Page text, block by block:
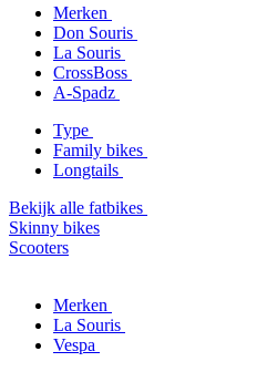
Merken
Don Souris
La Souris
CrossBoss
A-Spadz
Type
Family bikes
Longtails
Bekijk alle fatbikes
Skinny bikes
Scooters
Merken
La Souris
Vespa